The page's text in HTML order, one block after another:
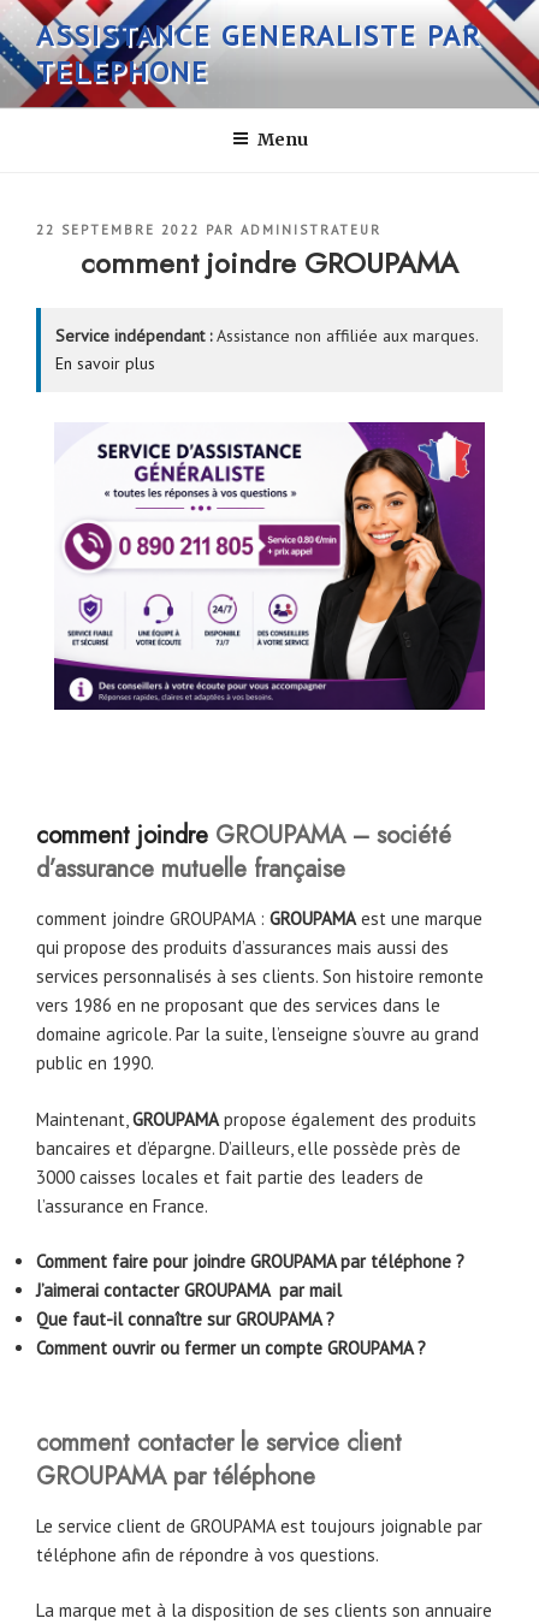
Aller
au
contenu
principal
ASSISTANCE GENERALISTE PAR
TELEPHONE
Menu
PUBLIÉ
22 SEPTEMBRE 2022 PAR ADMINISTRATEUR
comment joindre GROUPAMA
Service indépendant :Assistance non affiliée aux marques.
En savoir plus
comment joindre GROUPAMA – société
d’assurance mutuelle française
comment joindre GROUPAMA : GROUPAMAest une marque
qui propose des produits d’assurances mais aussi des
services personnalisés à ses clients. Son histoire remonte
vers 1986 en ne proposant que des services dans le
domaine agricole. Par la suite, l’enseigne s’ouvre au grand
public en 1990.
Maintenant,GROUPAMApropose également des produits
bancaires et d’épargne. D’ailleurs, elle possède près de
3000 caisses locales et fait partie des leaders de
l’assurance en France.
Comment faire pour joindre GROUPAMA par téléphone ?
J’aimerai contacter GROUPAMA par mail
Que faut-il connaître sur GROUPAMA ?
Comment ouvrir ou fermer un compte GROUPAMA ?
comment contacter le service client
GROUPAMA par téléphone
Le service client de GROUPAMA est toujours joignable par
téléphone afin de répondre à vos questions.
La marque met à la disposition de ses clients son annuaire